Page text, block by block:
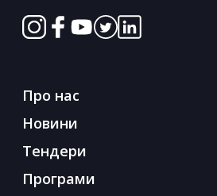
Про нас
Новини
Тендери
Програми